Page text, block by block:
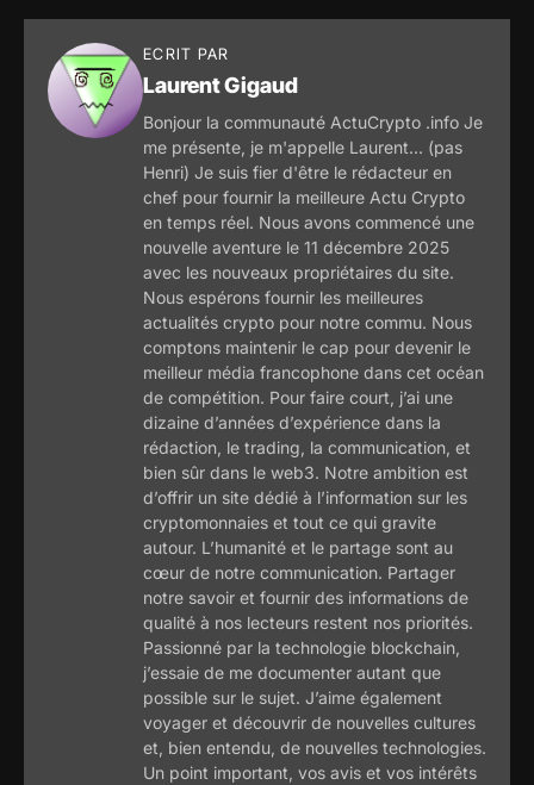
ECRIT PAR
Laurent Gigaud
Bonjour la communauté ActuCrypto .info Je
me présente, je m'appelle Laurent... (pas
Henri) Je suis fier d'être le rédacteur en
chef pour fournir la meilleure Actu Crypto
en temps réel. Nous avons commencé une
nouvelle aventure le 11 décembre 2025
avec les nouveaux propriétaires du site.
Nous espérons fournir les meilleures
actualités crypto pour notre commu. Nous
comptons maintenir le cap pour devenir le
meilleur média francophone dans cet océan
de compétition. Pour faire court, j’ai une
dizaine d’années d’expérience dans la
rédaction, le trading, la communication, et
bien sûr dans le web3. Notre ambition est
d’offrir un site dédié à l’information sur les
cryptomonnaies et tout ce qui gravite
autour. L’humanité et le partage sont au
cœur de notre communication. Partager
notre savoir et fournir des informations de
qualité à nos lecteurs restent nos priorités.
Passionné par la technologie blockchain,
j’essaie de me documenter autant que
possible sur le sujet. J’aime également
voyager et découvrir de nouvelles cultures
et, bien entendu, de nouvelles technologies.
Un point important, vos avis et vos intérêts